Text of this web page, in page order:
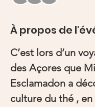
À propos de
C’est lors d’un
des Açores que
Esclamadon a
culture du thé , en